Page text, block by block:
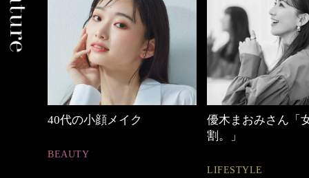
40代の小顔メイク
BEAUTY
優木まおみさん「
割。」
LIFESTYLE